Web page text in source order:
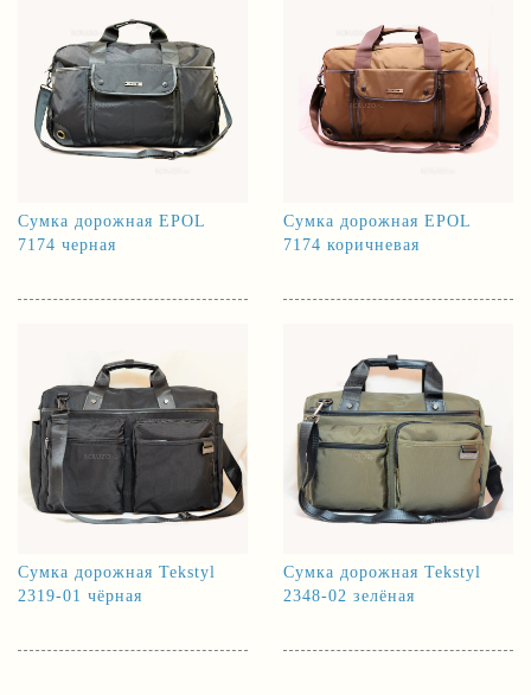
Сумка дорожная EPOL
7174 черная
Сумка дорожная EPOL
7174 коричневая
Сумка дорожная Tekstyl
2319-01 чёрная
Сумка дорожная Tekstyl
2348-02 зелёная